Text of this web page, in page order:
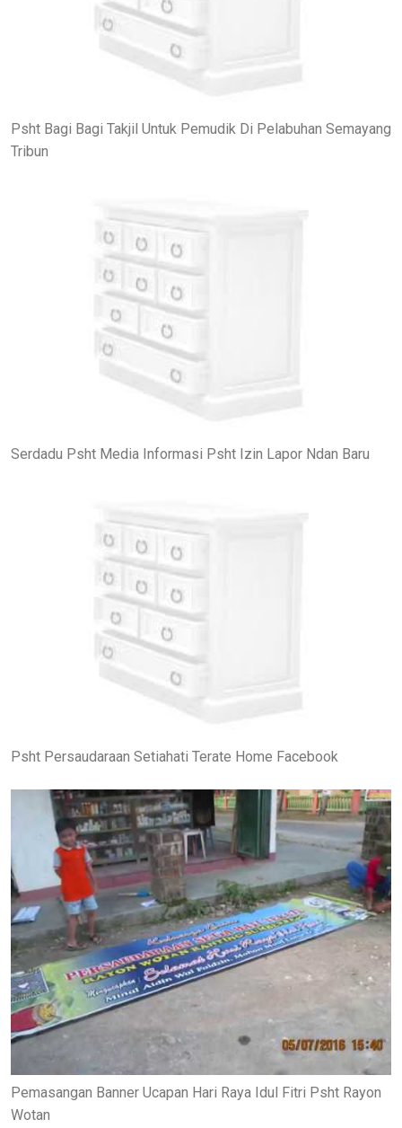
Psht Bagi Bagi Takjil Untuk Pemudik Di Pelabuhan Semayang
Tribun
Serdadu Psht Media Informasi Psht Izin Lapor Ndan Baru
Psht Persaudaraan Setiahati Terate Home Facebook
Pemasangan Banner Ucapan Hari Raya Idul Fitri Psht Rayon
Wotan